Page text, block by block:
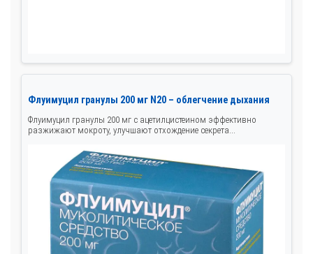
Флуимуцил гранулы 200 мг N20 – облегчение дыхания
Флуимуцил гранулы 200 мг с ацетилцистеином эффективно
разжижают мокроту, улучшают отхождение секрета...